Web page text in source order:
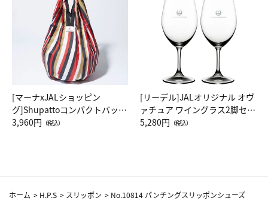
[マーナxJALショッピン
グ]Shupattoコンパクトバッグ
Drop JAL客室乗務員（LC）ス
3,960円 （税込）
[リーデル]JALオリジナル オヴ
ァチュア ワイングラス2脚セッ
ト（レッドワイン）
5,280円 （税込）
ホーム > H.P.S > スリッポン > No.10814 パンチングスリッポンシューズ